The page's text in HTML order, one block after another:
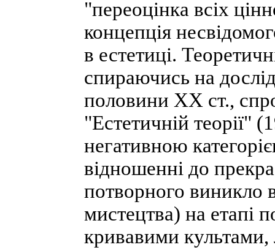
"переоцінка всіх
концепція
в естетиці.
спираючись на
половини ХХ ст.,
"Естетичній теорії"
негативною
відношенні до
потворного виникло
мистецтва) на етапі
кривавими